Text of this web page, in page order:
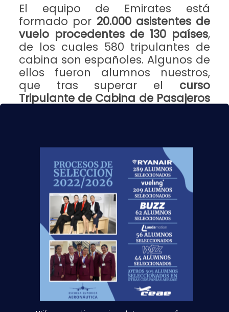
El equipo de Emirates está
formado por 20.000 asistentes de
vuelo procedentes de 130 países,
de los cuales 580 tripulantes de
cabina son españoles. Algunos de
ellos fueron alumnos nuestros,
que tras superar el curso
Tripulante de Cabina de Pasajeros
Emirates o en cualquier otra
compañía aérea.
Si quieres seguir sus pasos tienes que formarte,
pero debes hacerlo con garantías. Nosotros te
Un equipo de profesores formado por
profesionales del sector
en activo;
Instalacionesdonde podrás practicar, en un
avión real, todas las funciones de un TCP;
Un exclusivo curso de inglés aeronáutico
Y el asesoramiento de nuestro
Departamento de Orientación Laboral.